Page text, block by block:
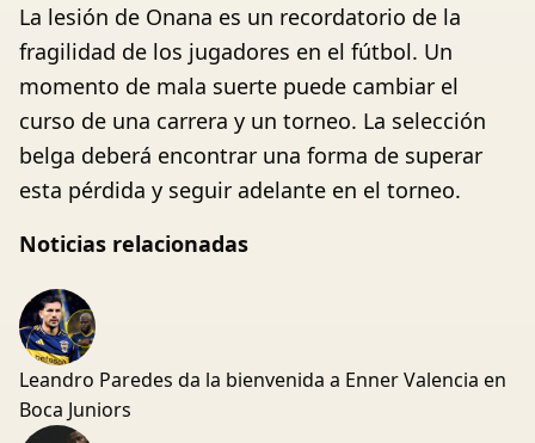
La lesión de Onana es un recordatorio de la
fragilidad de los jugadores en el fútbol. Un
momento de mala suerte puede cambiar el
curso de una carrera y un torneo. La selección
belga deberá encontrar una forma de superar
esta pérdida y seguir adelante en el torneo.
Noticias relacionadas
Leandro Paredes da la bienvenida a Enner Valencia en
Boca Juniors